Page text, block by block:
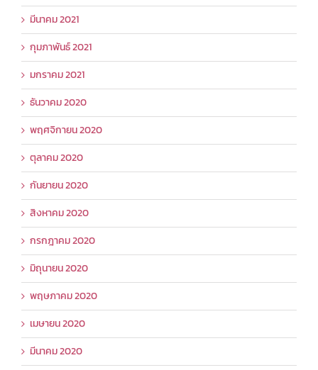
มีนาคม 2021
กุมภาพันธ์ 2021
มกราคม 2021
ธันวาคม 2020
พฤศจิกายน 2020
ตุลาคม 2020
กันยายน 2020
สิงหาคม 2020
กรกฎาคม 2020
มิถุนายน 2020
พฤษภาคม 2020
เมษายน 2020
มีนาคม 2020